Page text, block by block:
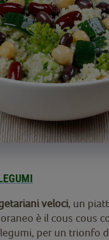
veloci, un
è il cous cous
per un trionfo